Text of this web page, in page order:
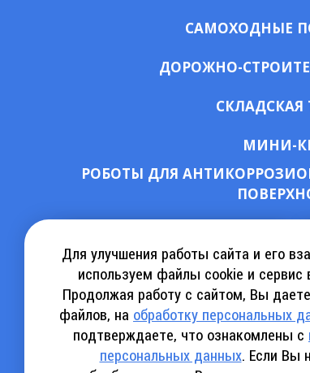
САМОХОДНЫЕ
ДОРОЖНО-
СКЛАДСКАЯ
МИНИ-
РОБОТЫ ДЛЯ
СКАЧАТЬ КАТАЛОГ АРЕНДЫ
СКАЧАТЬ КАТАЛОГ SINOBOOM
Для улучшения работы сайта и его
используем файлы cookie и сервис
Продолжая работу с сайтом, Вы
файлов, на обработку персональных
подтверждаете, что ознакомлены с
персональных данных. Если Вы